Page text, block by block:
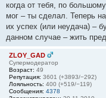
когда от тебя, по
мог – ты сделал. Теперь
их успех (или неудача) –
данном случае – жить
ZLOY_GAD
Супермодератор
Возраст: 49
Репутация: 3601 (+3893/−292)
Лояльность: 400 (+519/−119)
Сообщения: 4378